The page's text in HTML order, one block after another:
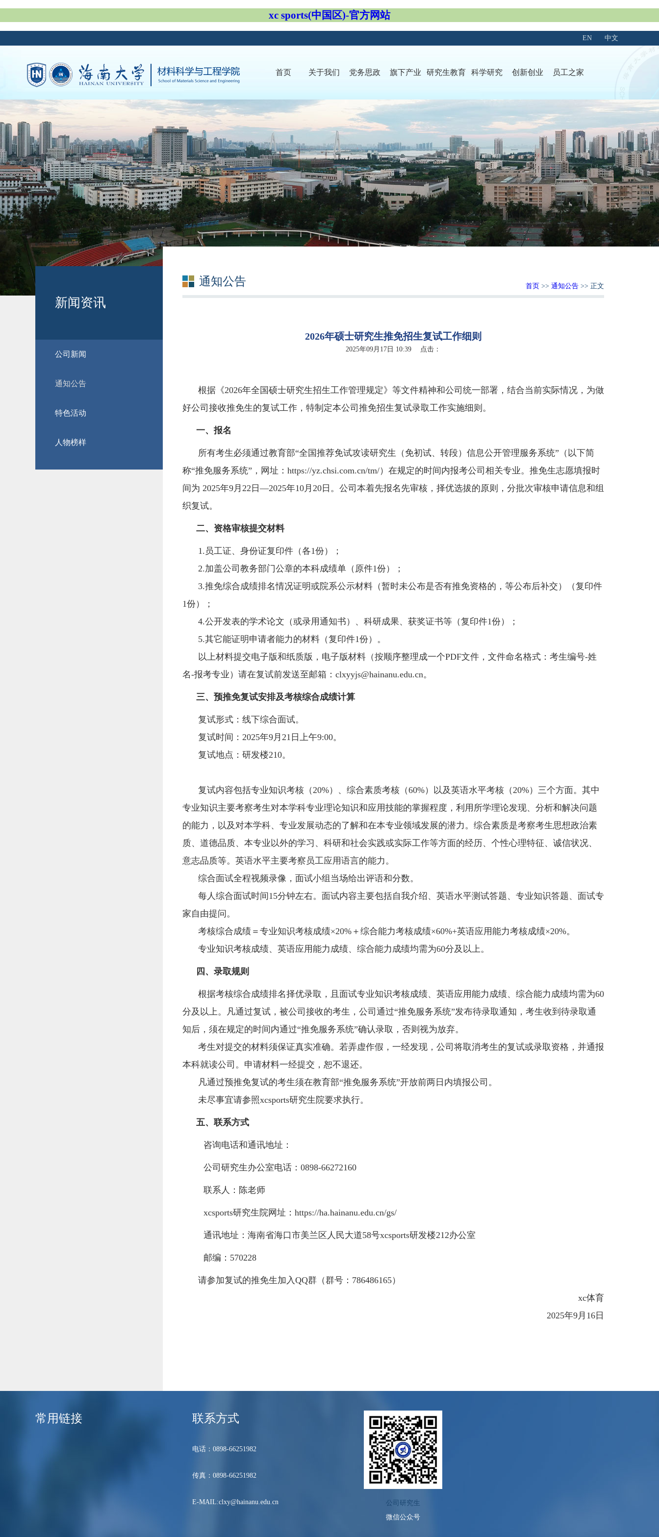
xc sports(中国区)-官方网站
中文
EN
首页 关于我们 党务思政 旗下产业 研究生教育 科学研究 创新创业 员工之家
新闻资讯
公司新闻
通知公告
特色活动
人物榜样
通知公告 首页 >> 通知公告 >> 正文
2026年硕士研究生推免招生复试工作细则
2025年09月17日 10:39 点击：
根据《2026年全国硕士研究生招生工作管理规定》等文件精神和公司统一部署，结合当前实际情况，为做
好公司接收推免生的复试工作，特制定本公司推免招生复试录取工作实施细则。
一、报名
所有考生必须通过教育部“全国推荐免试攻读研究生（免初试、转段）信息公开管理服务系统”（以下简
称“推免服务系统”，网址：https://yz.chsi.com.cn/tm/）在规定的时间内报考公司相关专业。推免生志愿填报时
间为 2025年9月22日—2025年10月20日。公司本着先报名先审核，择优选拔的原则，分批次审核申请信息和组
织复试。
二、资格审核提交材料
1.员工证、身份证复印件（各1份）；
2.加盖公司教务部门公章的本科成绩单（原件1份）；
3.推免综合成绩排名情况证明或院系公示材料（暂时未公布是否有推免资格的，等公布后补交）（复印件
1份）；
4.公开发表的学术论文（或录用通知书）、科研成果、获奖证书等（复印件1份）；
5.其它能证明申请者能力的材料（复印件1份）。
以上材料提交电子版和纸质版，电子版材料（按顺序整理成一个PDF文件，文件命名格式：考生编号-姓
名-报考专业）请在复试前发送至邮箱：clxyyjs@hainanu.edu.cn。
三、预推免复试安排及考核综合成绩计算
复试形式：线下综合面试。
复试时间：2025年9月21日上午9:00。
复试地点：研发楼210。
复试内容包括专业知识考核（20%）、综合素质考核（60%）以及英语水平考核（20%）三个方面。其中
专业知识主要考察考生对本学科专业理论知识和应用技能的掌握程度，利用所学理论发现、分析和解决问题
的能力，以及对本学科、专业发展动态的了解和在本专业领域发展的潜力。综合素质是考察考生思想政治素
质、道德品质、本专业以外的学习、科研和社会实践或实际工作等方面的经历、个性心理特征、诚信状况、
意志品质等。英语水平主要考察员工应用语言的能力。
综合面试全程视频录像，面试小组当场给出评语和分数。
每人综合面试时间15分钟左右。面试内容主要包括自我介绍、英语水平测试答题、专业知识答题、面试专
家自由提问。
考核综合成绩＝专业知识考核成绩×20%＋综合能力考核成绩×60%+英语应用能力考核成绩×20%。
专业知识考核成绩、英语应用能力成绩、综合能力成绩均需为60分及以上。
四、录取规则
根据考核综合成绩排名择优录取，且面试专业知识考核成绩、英语应用能力成绩、综合能力成绩均需为60
分及以上。凡通过复试，被公司接收的考生，公司通过“推免服务系统”发布待录取通知，考生收到待录取通
知后，须在规定的时间内通过“推免服务系统”确认录取，否则视为放弃。
考生对提交的材料须保证真实准确。若弄虚作假，一经发现，公司将取消考生的复试或录取资格，并通报
本科就读公司。申请材料一经提交，恕不退还。
凡通过预推免复试的考生须在教育部“推免服务系统”开放前两日内填报公司。
未尽事宜请参照xcsports研究生院要求执行。
五、联系方式
咨询电话和通讯地址：
公司研究生办公室电话：0898-66272160
联系人：陈老师
xcsports研究生院网址：https://ha.hainanu.edu.cn/gs/
通讯地址：海南省海口市美兰区人民大道58号xcsports研发楼212办公室
邮编：570228
请参加复试的推免生加入QQ群（群号：786486165）
xc体育
2025年9月16日
常用链接 联系方式
电话：0898-66251982
传真：0898-66251982
E-MAIL:clxy@hainanu.edu.cn
公司研究生
微信公众号